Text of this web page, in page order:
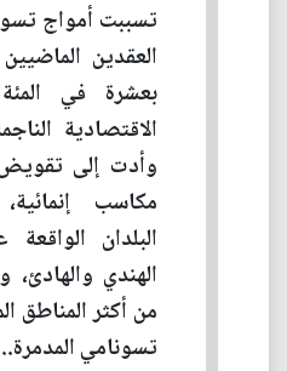
تسببت أمواج
العقدين
بعشرة في
الاقتصادية
وأدت إلى
مكاسب
البلدان
الهندي والهادئ،
من أكثر المناطق
تسونامي